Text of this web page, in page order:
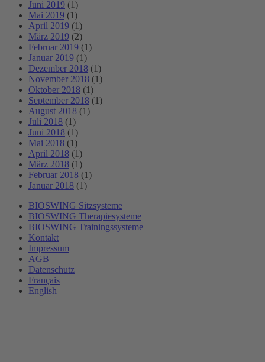
Juni 2019 (1)
Mai 2019 (1)
April 2019 (1)
März 2019 (2)
Februar 2019 (1)
Januar 2019 (1)
Dezember 2018 (1)
November 2018 (1)
Oktober 2018 (1)
September 2018 (1)
August 2018 (1)
Juli 2018 (1)
Juni 2018 (1)
Mai 2018 (1)
April 2018 (1)
März 2018 (1)
Februar 2018 (1)
Januar 2018 (1)
BIOSWING Sitzsysteme
BIOSWING Therapiesysteme
BIOSWING Trainingssysteme
Kontakt
Impressum
AGB
Datenschutz
Français
English